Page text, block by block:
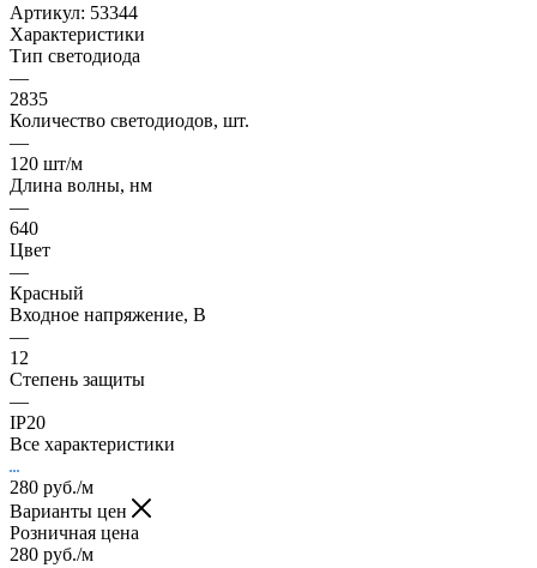
Артикул: 53344
Характеристики
Тип светодиода
—
2835
Количество светодиодов, шт.
—
120 шт/м
Длина волны, нм
—
640
Цвет
—
Красный
Входное напряжение, В
—
12
Степень защиты
—
IP20
Все характеристики
280 руб./м
Варианты цен
Розничная цена
280 руб./м